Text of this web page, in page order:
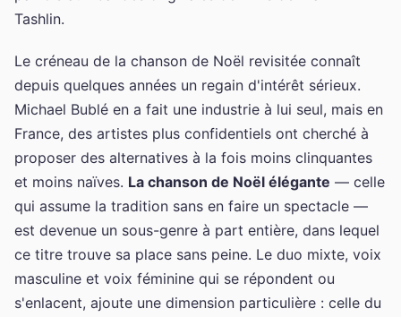
Tashlin.
Le créneau de la chanson de Noël revisitée connaît
depuis quelques années un regain d'intérêt sérieux.
Michael Bublé en a fait une industrie à lui seul, mais en
France, des artistes plus confidentiels ont cherché à
proposer des alternatives à la fois moins clinquantes
et moins naïves. La chanson de Noël élégante — celle
qui assume la tradition sans en faire un spectacle —
est devenue un sous-genre à part entière, dans lequel
ce titre trouve sa place sans peine. Le duo mixte, voix
masculine et voix féminine qui se répondent ou
s'enlacent, ajoute une dimension particulière : celle du